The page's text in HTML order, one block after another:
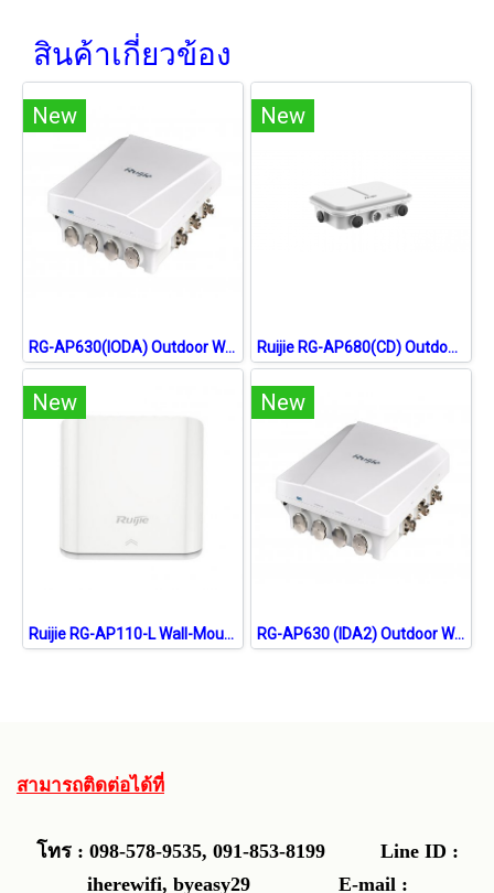
สินค้าเกี่ยวข้อง
New
RG-AP630(IODA) Outdoor Wireless Access Point Series
New
Ruijie RG-AP680(CD) Outdoor Wireless Access Point WIFI6, 1.775Gbps, Port Gigabit
New
Ruijie RG-AP110-L Wall-Mountable Wireless Access Point N 2.4GHz 300Mbps Cloud
New
RG-AP630 (IDA2) Outdoor Wireless Access Point Series
สามารถติดต่อได้ที่
โทร : 098-578-9535, 091-853-8199 Line ID :
iherewifi, byeasy29 E-mail :